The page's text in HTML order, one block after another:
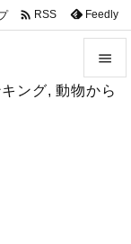
ング, 動物から


 RSS Feedly